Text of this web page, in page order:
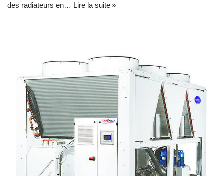
des radiateurs en… Lire la suite »